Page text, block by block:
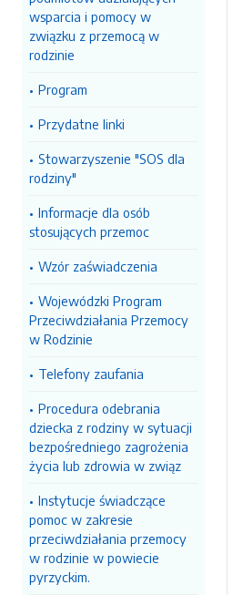
wsparcia i pomocy w
związku z przemocą w
rodzinie
Program
Przydatne linki
Stowarzyszenie "SOS dla
rodziny"
Informacje dla osób
stosujących przemoc
Wzór zaświadczenia
Wojewódzki Program
Przeciwdziałania Przemocy
w Rodzinie
Telefony zaufania
Procedura odebrania
dziecka z rodziny w sytuacji
bezpośredniego zagrożenia
życia lub zdrowia w związ
Instytucje świadczące
pomoc w zakresie
przeciwdziałania przemocy
w rodzinie w powiecie
pyrzyckim.